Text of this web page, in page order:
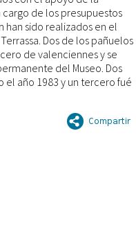
de los presupuestos
han sido realizados en el
Dos de los pañuelos
de valenciennes y se
del Museo. Dos
el año 1983 y un tercero fué